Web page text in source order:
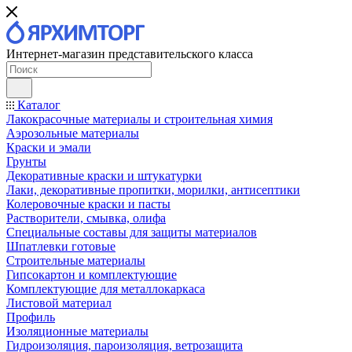
Интернет-магазин представительского класса
Каталог
Лакокрасочные материалы и строительная химия
Аэрозольные материалы
Краски и эмали
Грунты
Декоративные краски и штукатурки
Лаки, декоративные пропитки, морилки, антисептики
Колеровочные краски и пасты
Растворители, смывка, олифа
Специальные составы для защиты материалов
Шпатлевки готовые
Строительные материалы
Гипсокартон и комплектующие
Комплектующие для металлокаркаса
Листовой материал
Профиль
Изоляционные материалы
Гидроизоляция, пароизоляция, ветрозащита